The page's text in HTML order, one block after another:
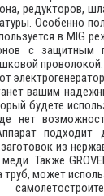
редукторов,
Особенно
в MIG
с защитным
проволокой.
вашим
будете
нет
из
Также
может